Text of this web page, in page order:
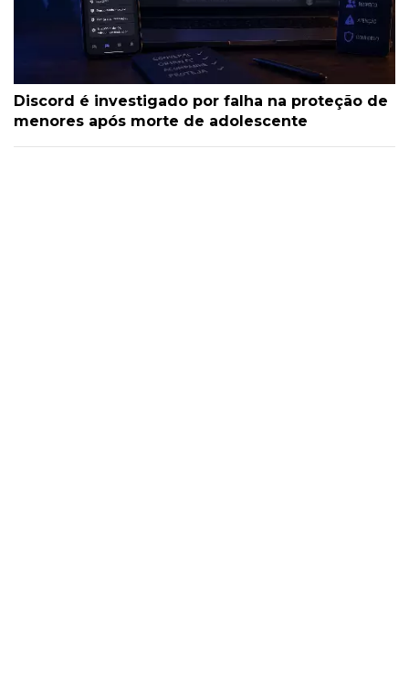
Discord é investigado por falha na proteção de
menores após morte de adolescente